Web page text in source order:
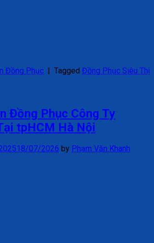
Đồng Phục | Tagged Đồng Phục Siêu Thị
Đồng Phục Công Ty
tpHCM Hà Nội
18/07/2026 by Phạm Văn Khanh